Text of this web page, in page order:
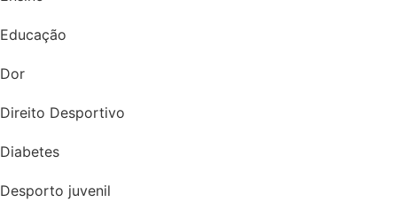
Educação
Dor
Direito Desportivo
Diabetes
Desporto juvenil